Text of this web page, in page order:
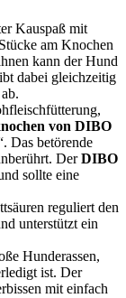
Kauspaß mit
am Knochen
kann der Hund
dabei gleichzeitig
von DIBO
Das betörende
DerDIBO
sollte eine
reguliert den
unterstützt ein
Hunderassen,
ist. Der
mit einfach